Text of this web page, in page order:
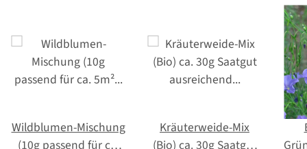
Wildblumen-Mischung
(10g passend für ca.
Kräuterweide-Mix
(Bio) ca. 30g Saatgut